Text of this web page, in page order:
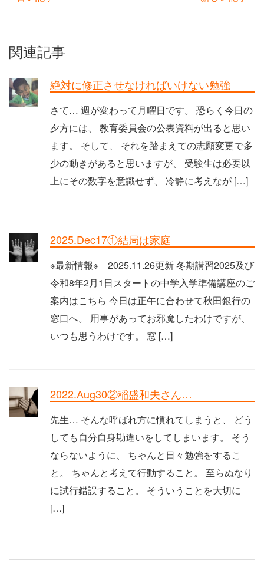
関連記事
絶対に修正させなければいけない勉強
さて… 週が変わって月曜日です。 恐らく今日の
夕方には、 教育委員会の公表資料が出ると思い
ます。 そして、 それを踏まえての志願変更で多
少の動きがあると思いますが、 受験生は必要以
上にその数字を意識せず、 冷静に考えなが […]
2025.Dec17①結局は家庭
※最新情報※ 2025.11.26更新 冬期講習2025及び
令和8年2月1日スタートの中学入学準備講座のご
案内はこちら 今日は正午に合わせて秋田銀行の
窓口へ。 用事があってお邪魔したわけですが、
いつも思うわけです。 窓 […]
2022.Aug30②稲盛和夫さん…
先生… そんな呼ばれ方に慣れてしまうと、 どう
しても自分自身勘違いをしてしまいます。 そう
ならないように、 ちゃんと日々勉強をするこ
と。 ちゃんと考えて行動すること。 至らぬなり
に試行錯誤すること。 そういうことを大切に
[…]